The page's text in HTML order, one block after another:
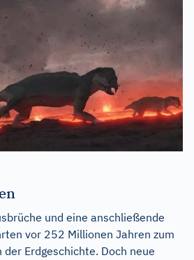
und eine anschließende
vor 252 Millionen Jahren zum
Erdgeschichte. Doch neue